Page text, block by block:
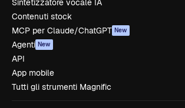
Sintetizzatore vocale IA
Contenuti stock
MCP per Claude/ChatGPT New
Agenti New
API
App mobile
Tutti gli strumenti Magnific